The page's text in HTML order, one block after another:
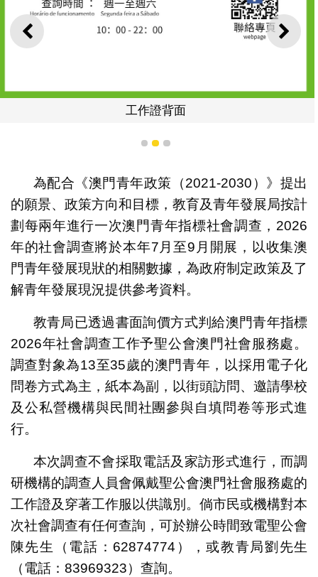
上一則 下一
工作證背面
1 2 3
為配合《澳門青年政策（2021-2030）》提出
的願景、政策方向和目標，教育及青年發展局按計
劃每兩年進行一次澳門青年指標社會調查，2026
年的社會調查將於本年7月至9月開展，以收集澳
門青年發展現狀的相關數據，為政府制定政策及了
解青年發展現況提供參考資料。
教青局已透過書面詢價方式判給澳門青年指標
2026年社會調查工作予聖公會澳門社會服務處。
調查對象為13至35歲的澳門青年，以採用電子化
問卷方式為主，紙本為副，以街頭訪問、邀請學校
及公私營機構與民間社團參與自填問卷等形式進
行。
本次調查不會採取電話及家訪形式進行，而調
研機構的調查人員會佩戴聖公會澳門社會服務處的
工作證及穿著工作服以供識別。倘市民或機構對本
次社會調查有任何查詢，可於辦公時間致電聖公會
陳先生（電話：62874774），或教青局劉先生
（電話：83969323）查詢。